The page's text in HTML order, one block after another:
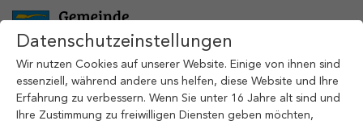
Zum Hauptinhalt springen
Datenschutzeinstellungen
Wir nutzen Cookies auf unserer Website. Einige von ihnen sind
essenziell, während andere uns helfen, diese Website und Ihre
Erfahrung zu verbessern. Wenn Sie unter 16 Jahre alt sind und
Ihre Zustimmung zu freiwilligen Diensten geben möchten,